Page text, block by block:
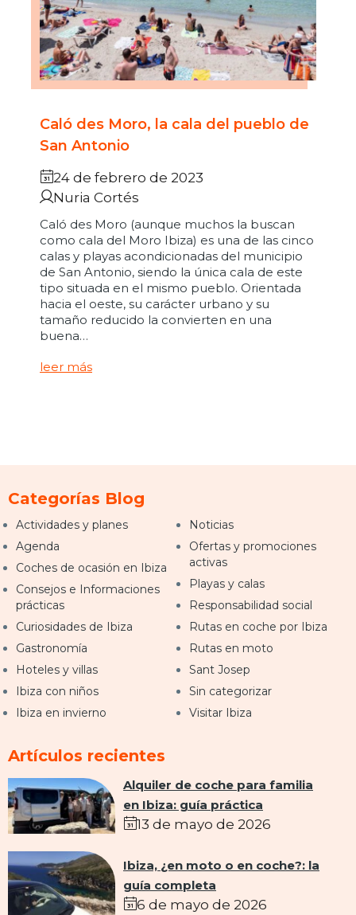
Caló des Moro, la cala del pueblo de
San Antonio
24 de febrero de 2023
Nuria Cortés
Caló des Moro (aunque muchos la buscan
como cala del Moro Ibiza) es una de las cinco
calas y playas acondicionadas del municipio
de San Antonio, siendo la única cala de este
tipo situada en el mismo pueblo. Orientada
hacia el oeste, su carácter urbano y su
tamaño reducido la convierten en una
buena…
leer más
Categorías Blog
Actividades y planes
Agenda
Coches de ocasión en Ibiza
Consejos e Informaciones
prácticas
Curiosidades de Ibiza
Gastronomía
Hoteles y villas
Ibiza con niños
Ibiza en invierno
Noticias
Ofertas y promociones
activas
Playas y calas
Responsabilidad social
Rutas en coche por Ibiza
Rutas en moto
Sant Josep
Sin categorizar
Visitar Ibiza
Artículos recientes
Alquiler de coche para familia
en Ibiza: guía práctica
13 de mayo de 2026
Ibiza, ¿en moto o en coche?: la
guía completa
6 de mayo de 2026